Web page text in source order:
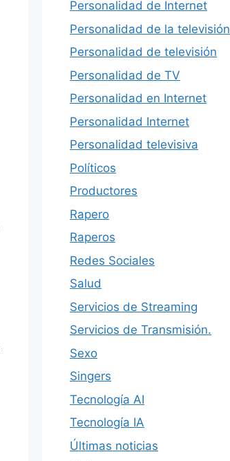
Personalidad de Internet
Personalidad de la televisión
Personalidad de televisión
Personalidad de TV
Personalidad en Internet
Personalidad Internet
Personalidad televisiva
Políticos
Productores
Rapero
Raperos
Redes Sociales
Salud
Servicios de Streaming
Servicios de Transmisión.
Sexo
Singers
Tecnología AI
Tecnología IA
Últimas noticias